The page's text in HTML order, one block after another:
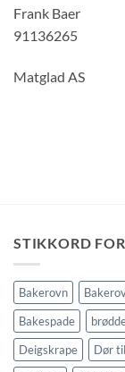
Frank Baer
91136265
Matglad AS
STIKKORD
Bakerovn
Bakespade
Deigskrape
Dør